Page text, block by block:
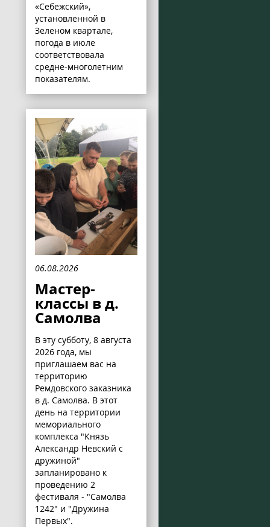
«Себежский»,
установленной в
Зеленом квартале,
погода в июле
соответствовала
средне-многолетним
показателям.
06.08.2026
Мастер-
классы в д.
Самолва
В эту субботу, 8 августа
2026 года, мы
приглашаем вас на
территорию
Ремдовского заказника
в д. Самолва. В этот
день на территории
мемориального
комплекса "Князь
Александр Невский с
дружиной"
запланировано к
проведению 2
фестиваля - "Самолва
1242" и "Дружина
Первых".